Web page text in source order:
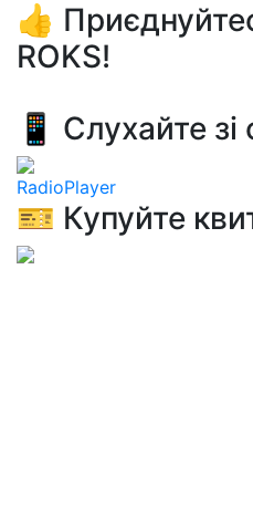
👍
ROKS!
📱 Слухайте
RadioPlayer
🎫 Купуйте